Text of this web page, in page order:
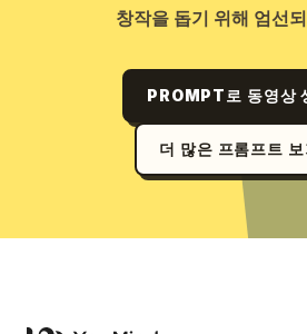
창작을 돕기 위해 엄선
PROMPT로 동영상
더 많은 프롬프트 보